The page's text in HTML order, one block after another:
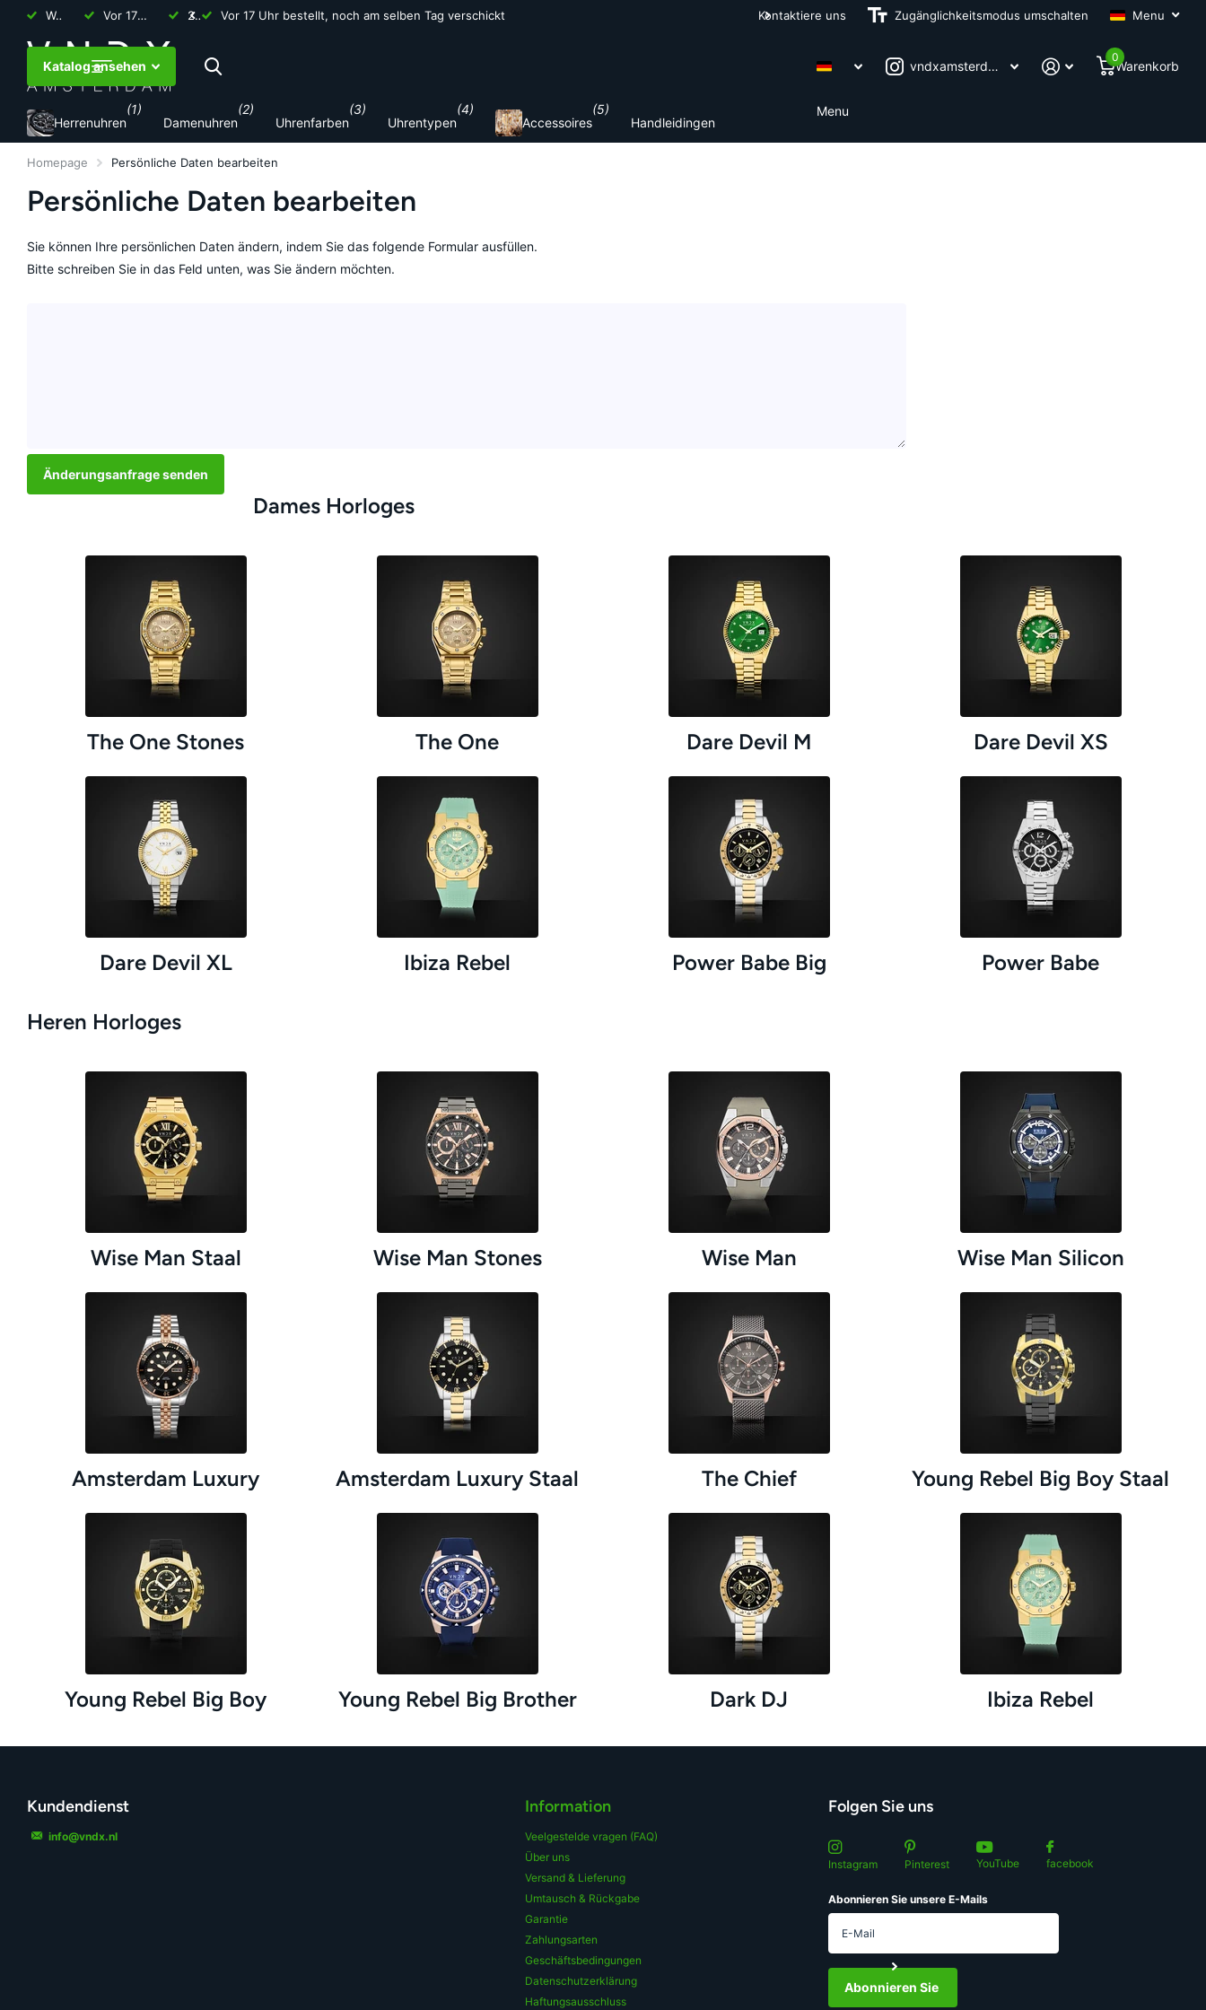
Weltweiter Versand Vor 17 Uhr bestellt, noch am selben Tag verschickt 2 Jahre Garantie Vor 17 Uhr bestellt, noch am selben Tag verschickt 2 Jahre Garantie
Kontaktiere uns Zugänglichkeitsmodus umschalten Menu
Katalog ansehen
Menu
vndxamsterdam Warenkorb
0
Herrenuhren
(1)
Damenuhren
(2)
Uhrenfarben
(3)
Uhrentypen
(4)
Accessoires
(5)
Handleidingen
Homepage Persönliche Daten bearbeiten
Persönliche Daten bearbeiten
Sie können Ihre persönlichen Daten ändern, indem Sie das folgende Formular ausfüllen.
Bitte schreiben Sie in das Feld unten, was Sie ändern möchten.
Änderungsanfrage senden
Dames Horloges
The One Stones The One Dare Devil M Dare Devil XS
Dare Devil XL Ibiza Rebel Power Babe Big Power Babe
Heren Horloges
Wise Man Staal Wise Man Stones Wise Man Wise Man Silicon
Amsterdam Luxury Amsterdam Luxury Staal The Chief Young Rebel Big Boy Staal
Young Rebel Big Boy Young Rebel Big Brother Dark DJ Ibiza Rebel
Kundendienst
info@vndx.nl
Information
Veelgestelde vragen (FAQ)
Über uns
Versand & Lieferung
Umtausch & Rückgabe
Garantie
Zahlungsarten
Geschäftsbedingungen
Datenschutzerklärung
Haftungsausschluss
Folgen Sie uns
Instagram Pinterest YouTube facebook
Abonnieren Sie unsere E-Mails
Abonnieren Sie